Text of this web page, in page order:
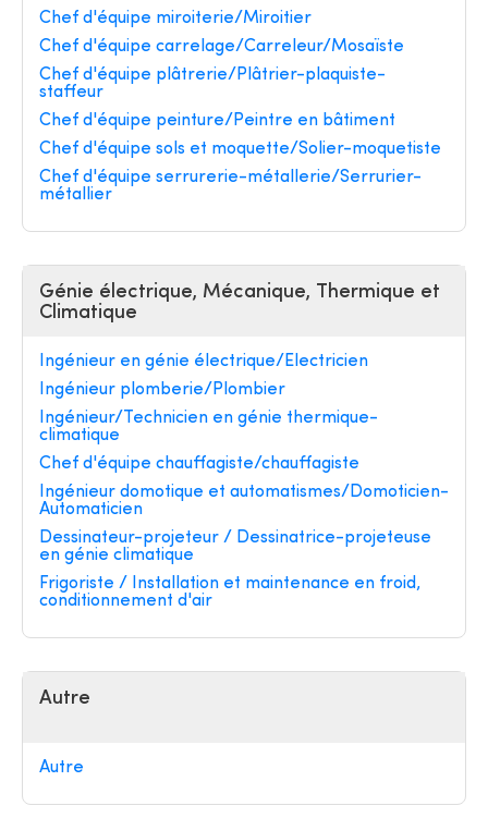
Chef d'équipe miroiterie/Miroitier
Chef d'équipe carrelage/Carreleur/Mosaïste
Chef d'équipe plâtrerie/Plâtrier-plaquiste-
staffeur
Chef d'équipe peinture/Peintre en bâtiment
Chef d'équipe sols et moquette/Solier-moquetiste
Chef d'équipe serrurerie-métallerie/Serrurier-
métallier
Génie électrique, Mécanique, Thermique et
Climatique
Ingénieur en génie électrique/Electricien
Ingénieur plomberie/Plombier
Ingénieur/Technicien en génie thermique-
climatique
Chef d'équipe chauffagiste/chauffagiste
Ingénieur domotique et automatismes/Domoticien-
Automaticien
Dessinateur-projeteur / Dessinatrice-projeteuse
en génie climatique
Frigoriste / Installation et maintenance en froid,
conditionnement d'air
Autre
Autre